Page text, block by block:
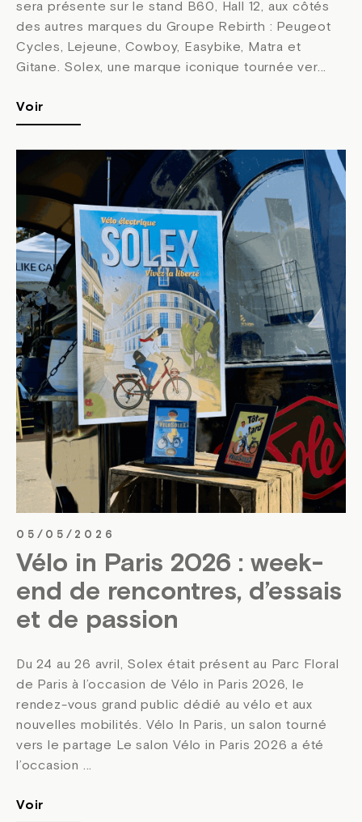
sera présente sur le stand B60, Hall 12, aux côtés
des autres marques du Groupe Rebirth : Peugeot
Cycles, Lejeune, Cowboy, Easybike, Matra et
Gitane. Solex, une marque iconique tournée ver...
Voir
05/05/2026
Vélo in Paris 2026 : week-
end de rencontres, d’essais
et de passion
Du 24 au 26 avril, Solex était présent au Parc Floral
de Paris à l’occasion de Vélo in Paris 2026, le
rendez-vous grand public dédié au vélo et aux
nouvelles mobilités. Vélo In Paris, un salon tourné
vers le partage Le salon Vélo in Paris 2026 a été
l’occasion ...
Voir